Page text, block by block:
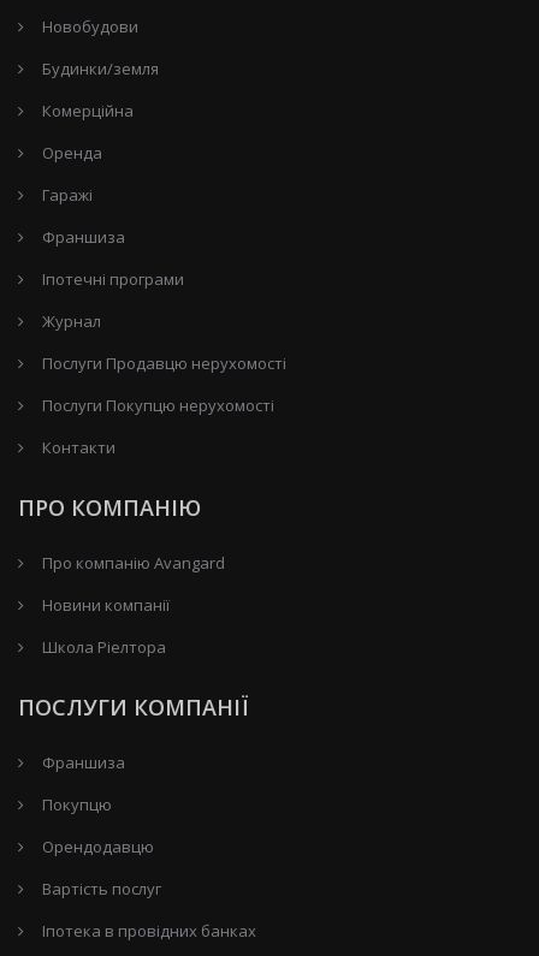
Новобудови
Будинки/земля
Комерційна
Оренда
Гаражі
Франшиза
Іпотечні програми
Журнал
Послуги Продавцю нерухомості
Послуги Покупцю нерухомості
Контакти
ПРО КОМПАНІЮ
Про компанію Avangard
Новини компанії
Школа Ріелтора
ПОСЛУГИ КОМПАНІЇ
Франшиза
Покупцю
Орендодавцю
Вартість послуг
Іпотека в провідних банках